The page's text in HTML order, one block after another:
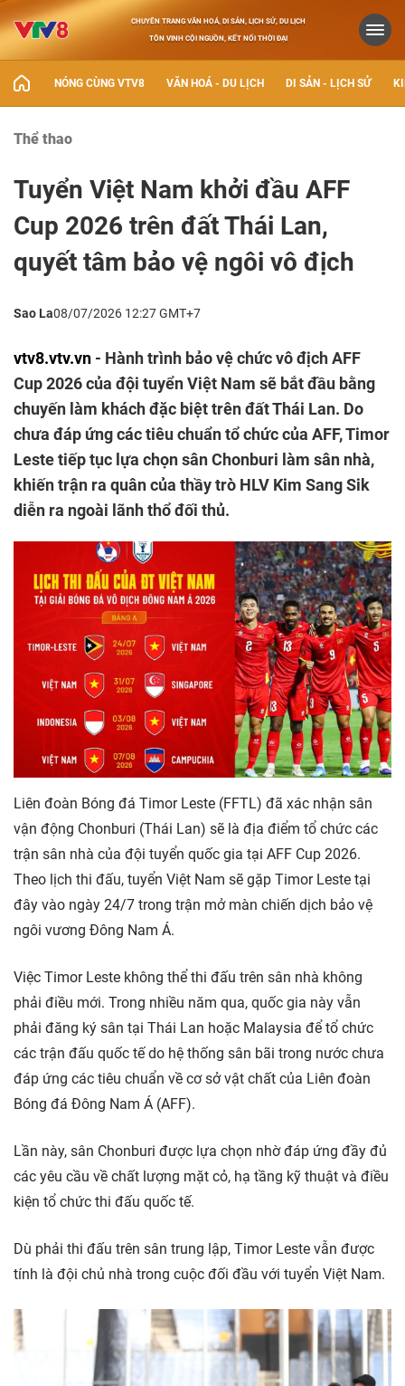
CHUYÊN TRANG VĂN HOÁ, DI SẢN, LỊCH SỬ, DU LỊCH
TÔN VINH CỘI NGUỒN, KẾT NỐI THỜI ĐẠI
NÓNG CÙNG VTV8 VĂN HOÁ - DU LỊCH DI SẢN - LỊCH SỬ
Thể thao
Tuyển Việt Nam khởi đầu AFF
Cup 2026 trên đất Thái Lan,
quyết tâm bảo vệ ngôi vô địch
Sao La08/07/2026 12:27 GMT+7
vtv8.vtv.vn - Hành trình bảo vệ chức vô địch AFF
Cup 2026 của đội tuyển Việt Nam sẽ bắt đầu bằng
chuyến làm khách đặc biệt trên đất Thái Lan. Do
chưa đáp ứng các tiêu chuẩn tổ chức của AFF, Timor
Leste tiếp tục lựa chọn sân Chonburi làm sân nhà,
khiến trận ra quân của thầy trò HLV Kim Sang Sik
diễn ra ngoài lãnh thổ đối thủ.
Liên đoàn Bóng đá Timor Leste (FFTL) đã xác nhận sân
vận động Chonburi (Thái Lan) sẽ là địa điểm tổ chức các
trận sân nhà của đội tuyển quốc gia tại AFF Cup 2026.
Theo lịch thi đấu, tuyển Việt Nam sẽ gặp Timor Leste tại
đây vào ngày 24/7 trong trận mở màn chiến dịch bảo vệ
ngôi vương Đông Nam Á.
Việc Timor Leste không thể thi đấu trên sân nhà không
phải điều mới. Trong nhiều năm qua, quốc gia này vẫn
phải đăng ký sân tại Thái Lan hoặc Malaysia để tổ chức
các trận đấu quốc tế do hệ thống sân bãi trong nước chưa
đáp ứng các tiêu chuẩn về cơ sở vật chất của Liên đoàn
Bóng đá Đông Nam Á (AFF).
Lần này, sân Chonburi được lựa chọn nhờ đáp ứng đầy đủ
các yêu cầu về chất lượng mặt cỏ, hạ tầng kỹ thuật và điều
kiện tổ chức thi đấu quốc tế.
Dù phải thi đấu trên sân trung lập, Timor Leste vẫn được
tính là đội chủ nhà trong cuộc đối đầu với tuyển Việt Nam.